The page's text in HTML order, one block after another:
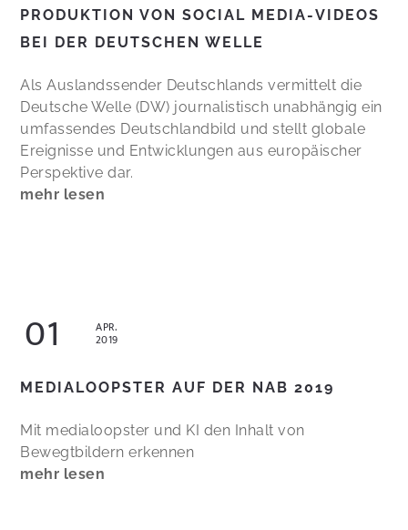
PRODUKTION VON SOCIAL MEDIA-VIDEOS
BEI DER DEUTSCHEN WELLE
Als Auslandssender Deutschlands vermittelt die
Deutsche Welle (DW) journalistisch unabhängig ein
umfassendes Deutschlandbild und stellt globale
Ereignisse und Entwicklungen aus europäischer
Perspektive dar.
mehr lesen
APR.
01 2019
MEDIALOOPSTER AUF DER NAB 2019
Mit medialoopster und KI den Inhalt von
Bewegtbildern erkennen
mehr lesen